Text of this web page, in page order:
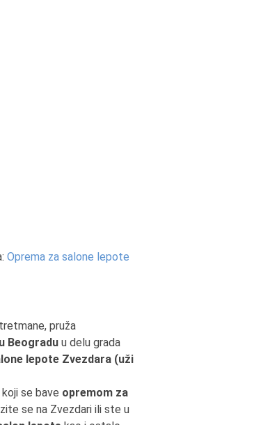
Oprema za salone lepote
pruža
Beogradu u delu grada
lepote Zvezdara (uži
koji se bave opremom za
se na Zvezdari ili ste u